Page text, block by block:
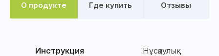
О продукте Где купить Отзывы
Инструкция Нұсқаулық